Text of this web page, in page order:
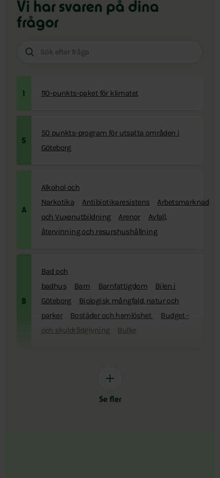
Vi har svaren på dina
frågor
1 110-punkts-paket för klimatet
5
50 punkts-program för utsatta områden i
Göteborg
A
Alkohol och
Narkotika
Antibiotikaresistens
Arbetsmarknad
och Vuxenutbildning
Arenor
Avfall,
återvinning och resurshushållning
B
Bad och
badhus
Barn Barnfattigdom
Bilen i
Göteborg
Biologisk mångfald, natur och
parker
Bostäder och hemlöshet
Budget -
och skuldrådgivning
Buller
Se fler